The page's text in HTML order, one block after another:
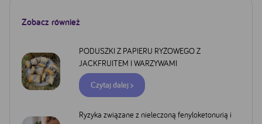
Zobacz również
PODUSZKI Z PAPIERU RYŻOWEGO Z
JACKFRUITEM I WARZYWAMI
Czytaj dalej >
Ryzyka związane z nieleczoną fenyloketonurią i